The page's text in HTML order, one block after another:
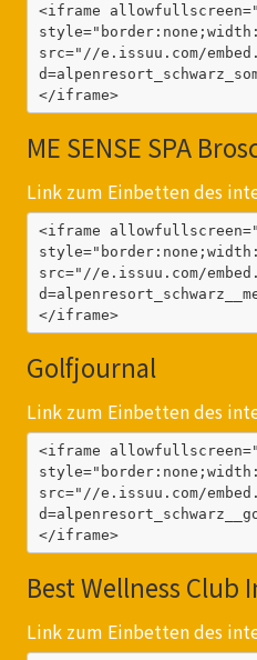
<iframe
src="//e.issuu.com/
</iframe>
ME SENSE SPA
Link zum Einbetten des
<iframe
src="//e.issuu.com/
</iframe>
Golfjournal
Link zum Einbetten des
<iframe
src="//e.issuu.com/
</iframe>
Best Wellness Club
Link zum Einbetten des